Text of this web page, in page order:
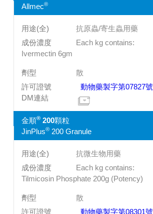
Allmec®
抗原蟲/寄生蟲用藥
Each kg contains:
Ivermectin 6gm
散
動物藥製字第07827號
金順®200顆粒
JinPlus®200 Granule
抗微生物用藥
Each kg contains:
Tilmicosin Phosphate 200g (Potency)
散
動物藥製字第08301號